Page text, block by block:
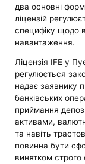
два основні
ліцензій
специфіку щодо
навантаження.
Ліцензія IFE у
регулюється
надає заявнику
банківських
приймання
активами,
та навіть
повинна бути
винятком